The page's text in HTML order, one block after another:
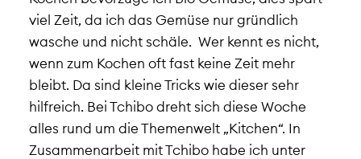
viel Zeit, da ich das Gemüse nur gründlich
wasche und nicht schäle. Wer kennt es nicht,
wenn zum Kochen oft fast keine Zeit mehr
bleibt. Da sind kleine Tricks wie dieser sehr
hilfreich. Bei Tchibo dreht sich diese Woche
alles rund um die Themenwelt „Kitchen“. In
Zusammenarbeit mit Tchibo habe ich unter